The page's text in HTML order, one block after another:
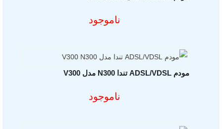
ناموجود
مودم ADSL/VDSL تندا N300 مدل V300
ناموجود